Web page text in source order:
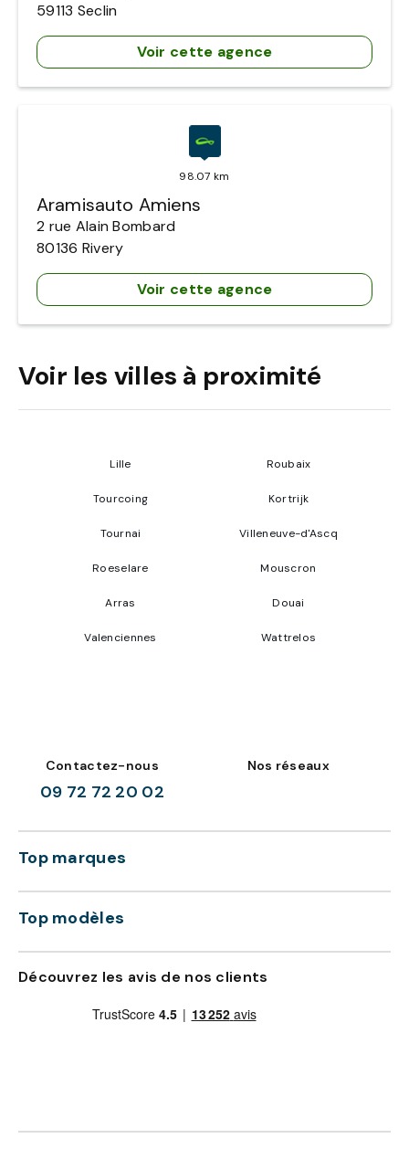
59113 Seclin
Voir cette agence
98.07 km
Aramisauto Amiens
2 rue Alain Bombard
80136 Rivery
Voir cette agence
Voir les villes à proximité
Lille Roubaix
Tourcoing Kortrijk
Tournai Villeneuve-d'Ascq
Roeselare Mouscron
Arras Douai
Valenciennes Wattrelos
Contactez-nous
09 72 72 20 02
Nos réseaux
Top marques
Top modèles
Découvrez les avis de nos clients